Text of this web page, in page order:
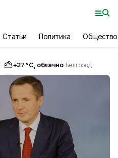
Статьи Политика Общество
+27 °С, облачно Белгород